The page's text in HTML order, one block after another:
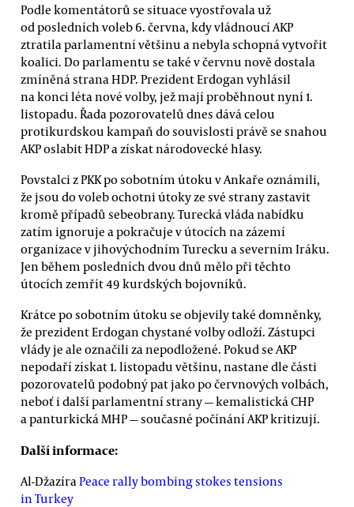
Podle komentátorů se situace vyostřovala už
od posledních voleb 6. června, kdy vládnoucí AKP
ztratila parlamentní většinu a nebyla schopná vytvořit
koalici. Do parlamentu se také v červnu nově dostala
zmíněná strana HDP. Prezident Erdogan vyhlásil
na konci léta nové volby, jež mají proběhnout nyní 1.
listopadu. Řada pozorovatelů dnes dává celou
protikurdskou kampaň do souvislosti právě se snahou
AKP oslabit HDP a získat národovecké hlasy.
Povstalci z PKK po sobotním útoku v Ankaře oznámili,
že jsou do voleb ochotni útoky ze své strany zastavit
kromě případů sebeobrany. Turecká vláda nabídku
zatím ignoruje a pokračuje v útocích na zázemí
organizace v jihovýchodním Turecku a severním Iráku.
Jen během posledních dvou dnů mělo při těchto
útocích zemřít 49 kurdských bojovníků.
Krátce po sobotním útoku se objevily také domněnky,
že prezident Erdogan chystané volby odloží. Zástupci
vlády je ale označili za nepodložené. Pokud se AKP
nepodaří získat 1. listopadu většinu, nastane dle části
pozorovatelů podobný pat jako po červnových volbách,
neboť i další parlamentní strany — kemalistická CHP
a panturkická MHP — současné počínání AKP kritizují.
Další informace:
Al-DžazíraPeace rally bombing stokes tensions
in Turkey